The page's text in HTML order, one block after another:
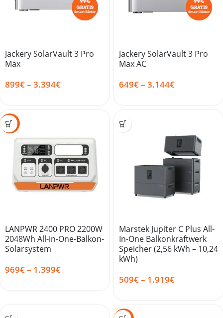
Jackery SolarVault 3 Pro
Max
899€– 3.394€
Jackery SolarVault 3 Pro
Max AC
649€– 3.144€
-35%
LANPWR 2400 PRO 2200W
2048Wh All-in-One-Balkon-
Solarsystem
969€– 1.399€
Marstek Jupiter C Plus All-
In-One Balkonkraftwerk
Speicher (2,56 kWh – 10,24
kWh)
509€– 1.919€